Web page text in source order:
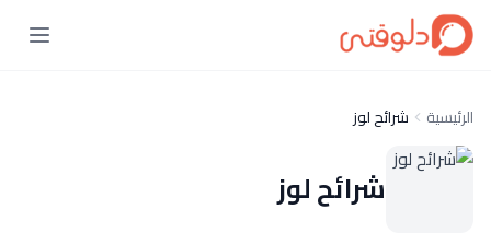
الرئيسية شرائح لوز
شرائح لوز